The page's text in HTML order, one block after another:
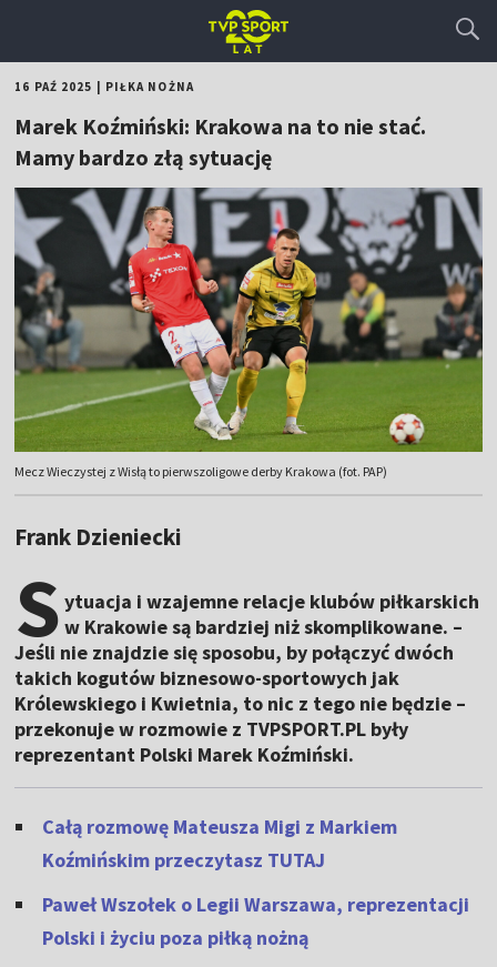
16 PAŹ 2025 PIŁKA NOŻNA
Marek Koźmiński: Krakowa na to nie stać.
Mamy bardzo złą sytuację
Mecz Wieczystej z Wisłą to pierwszoligowe derby Krakowa (fot. PAP)
Frank Dzieniecki
S ytuacja i wzajemne relacje klubów piłkarskich
w Krakowie są bardziej niż skomplikowane. –
Jeśli nie znajdzie się sposobu, by połączyć dwóch
takich kogutów biznesowo-sportowych jak
Królewskiego i Kwietnia, to nic z tego nie będzie –
przekonuje w rozmowie z TVPSPORT.PL były
reprezentant Polski Marek Koźmiński.
Całą rozmowę Mateusza Migi z Markiem
Koźmińskim przeczytasz TUTAJ
Paweł Wszołek o Legii Warszawa, reprezentacji
Polski i życiu poza piłką nożną